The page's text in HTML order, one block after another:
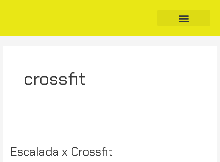
conteúdo
crossfit
Escalada x Crossfit
Crossfit